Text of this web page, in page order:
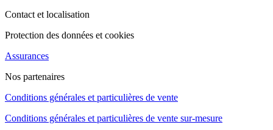
Contact et localisation
Protection des données et cookies
Assurances
Nos partenaires
Conditions générales et particulières de vente
Conditions générales et particulières de vente sur-mesure